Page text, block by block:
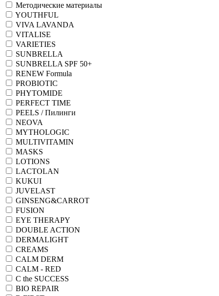
Методические материалы
YOUTHFUL
VIVA LAVANDA
VITALISE
VARIETIES
SUNBRELLA
SUNBRELLA SPF 50+
RENEW Formula
PROBIOTIC
PHYTOMIDE
PERFECT TIME
PEELS / Пилинги
NEOVA
MYTHOLOGIC
MULTIVITAMIN
MASKS
LOTIONS
LACTOLAN
KUKUI
JUVELAST
GINSENG&CARROT
FUSION
EYE THERAPY
DOUBLE ACTION
DERMALIGHT
CREAMS
CALM DERM
CALM - RED
C the SUCCESS
BIO REPAIR